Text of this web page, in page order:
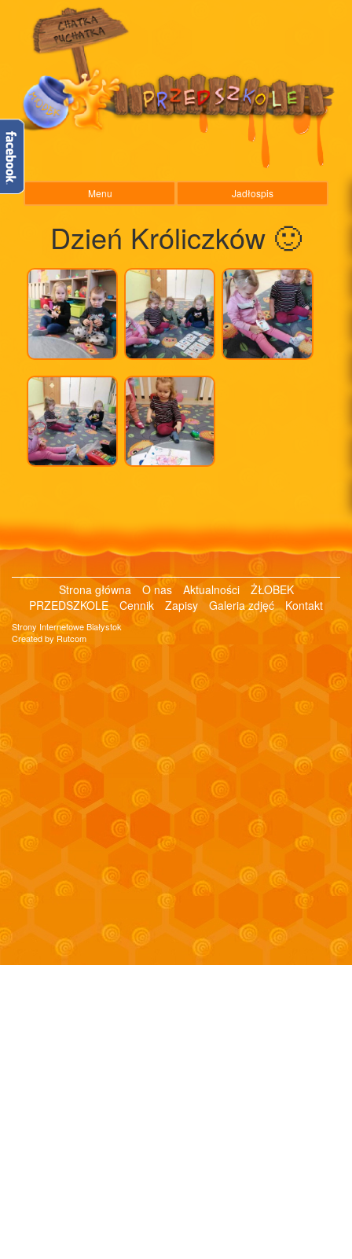
Menu Jadłospis
Dzień Króliczków 🙂
Strona główna O nas Aktualności
ŻŁOBEK
PRZEDSZKOLE Cennik Zapisy Galeria zdjęć Kontakt
Strony Internetowe Białystok
Created by Rutcom